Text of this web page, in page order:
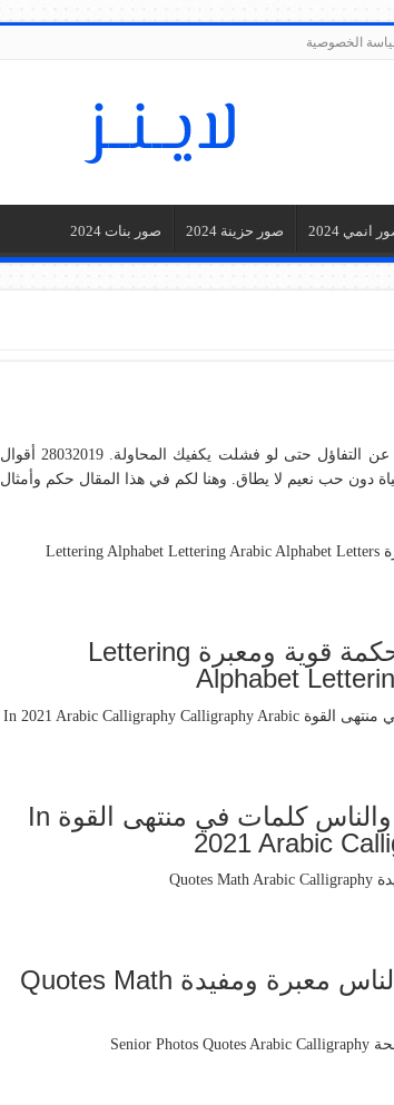
الخصوصية
انمي 2024 صور حزينة 2024 صور بنات 2024
٥ أقوال قصيرة للمشاهير حكم وأقوال قصيرة عن التفاؤل حتى لو فشلت يكفيك المحاولة. 28032019 أقوال
حب نعيم لا يطاق. وهنا لكم في هذا المقال حكم وأمثال
اقوال جميلة في الحياة 20 حكمة قوية ومعبرة Lettering
Alphabet
امثال وحكم وعبر عن الدنيا والناس كلمات في منتهى القوة In
2021 Arabic
مقولات وحكم عن الحياة والناس معبرة ومفيدة Quotes Math